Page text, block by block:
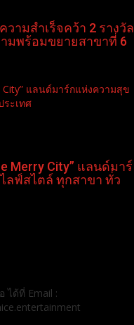
ามสำเร็จคว้า 2 รางวัล
มพร้อมขยายสาขาที่ 6
แลนด์มาร์กแห่งความสุข
ะเทศ
Merry City” แลนด์มาร์
ลฟ์สไตล์ ทุกสาขา ทั่ว
ได้ที่ Email :